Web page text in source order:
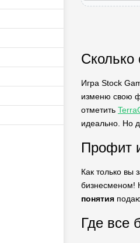
Сколько
Игра Stock
изменю свою
отметить
идеально. Но
Профит
Как только вы
бизнесменом!
понятия
Где все